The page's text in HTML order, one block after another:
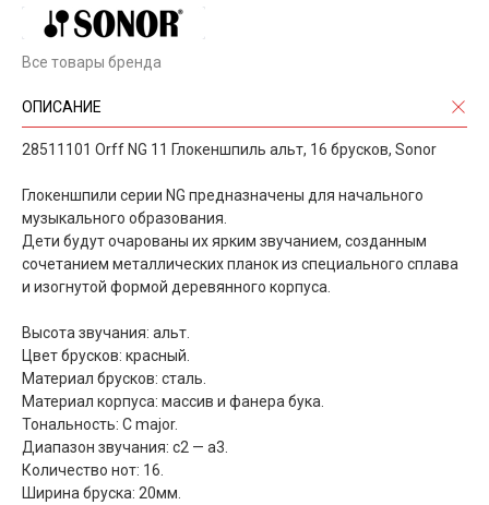
Все товары бренда
ОПИСАНИЕ
28511101 Orff NG 11 Глокеншпиль альт, 16 брусков, Sonor
Глокеншпили серии NG предназначены для начального
музыкального образования.
Дети будут очарованы их ярким звучанием, созданным
сочетанием металлических планок из специального сплава
и изогнутой формой деревянного корпуса.
Высота звучания: альт.
Цвет брусков: красный.
Материал брусков: сталь.
Материал корпуса: массив и фанера бука.
Тональность: C major.
Диапазон звучания: c2 — а3.
Количество нот: 16.
Ширина бруска: 20мм.